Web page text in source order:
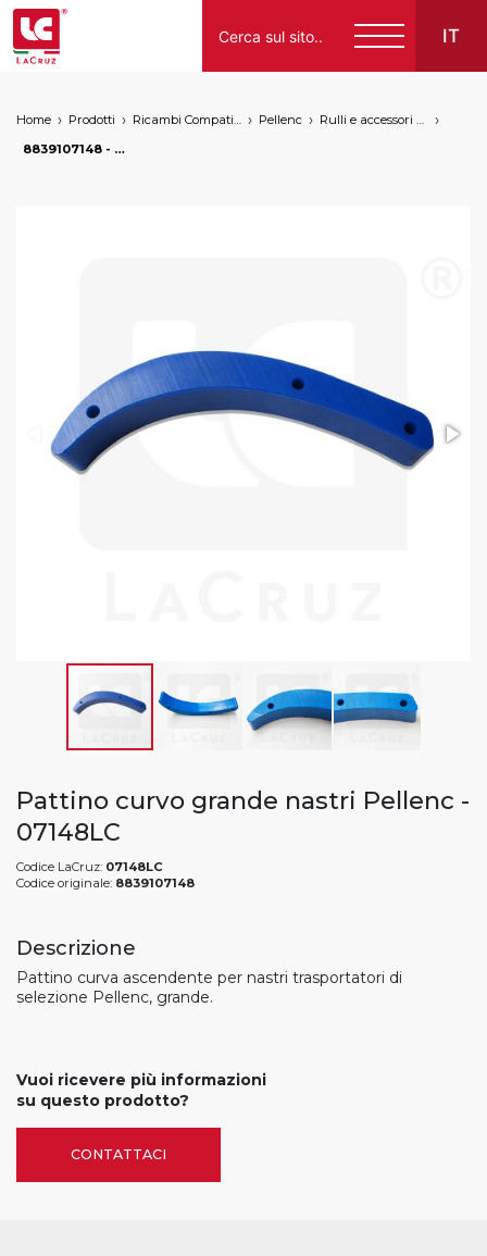
IT
Italiano
Home Prodotti Ricambi Compatibili per Vendemmiatrici a Marchio Pellenc
Rulli e accessori per trasporto
8839107148 - Pattino curvo grande nastri Pellenc , markets: []string{"A", "B", "AU"}
Pattino curvo grande nastri Pellenc -
07148LC
Codice LaCruz: 07148LC
Codice originale: 8839107148
Descrizione
Pattino curva ascendente per nastri trasportatori di
selezione Pellenc, grande.
Vuoi ricevere più informazioni
su questo prodotto?
CONTATTACI